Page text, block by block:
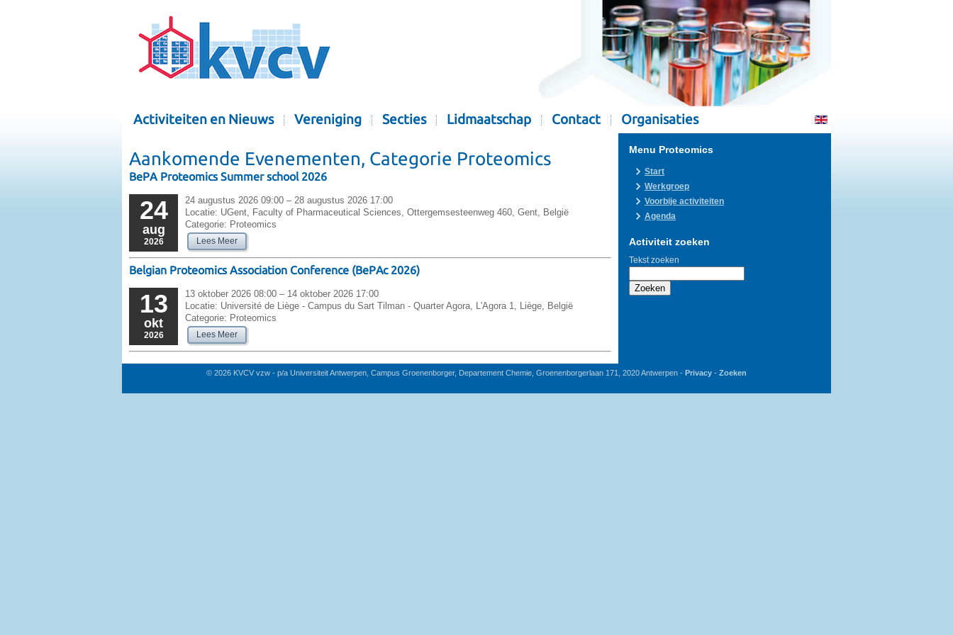
Activiteiten en Nieuws Vereniging Secties Lidmaatschap Contact Organisaties
Aankomende Evenementen, Categorie Proteomics
BePA Proteomics Summer school 2026
24
aug
2026
24 augustus 2026 09:00 – 28 augustus 2026 17:00
Locatie: UGent, Faculty of Pharmaceutical Sciences, Ottergemsesteenweg 460, Gent, België
Categorie: Proteomics
Lees Meer
Belgian Proteomics Association Conference (BePAc 2026)
13
okt
2026
13 oktober 2026 08:00 – 14 oktober 2026 17:00
Locatie: Université de Liège - Campus du Sart Tilman - Quarter Agora, L'Agora 1, Liège, België
Categorie: Proteomics
Lees Meer
Menu Proteomics
Start
Werkgroep
Voorbije activiteiten
Agenda
Activiteit zoeken
Tekst zoeken
Zoeken
© 2026 KVCV vzw - p/a Universiteit Antwerpen, Campus Groenenborger, Departement Chemie, Groenenborgerlaan 171, 2020 Antwerpen - Privacy - Zoeken